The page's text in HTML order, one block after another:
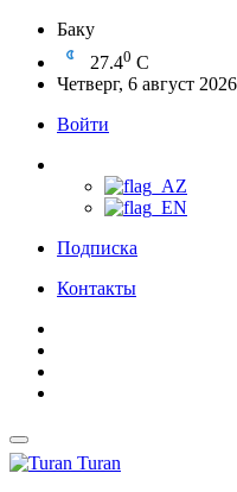
Баку
27.40 C
Четверг, 6 август 2026
Войти
Подписка
Контакты
Turan